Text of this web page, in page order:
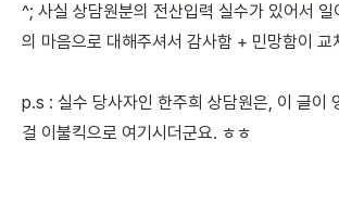
^; 사실 상담원분의 전산입력 실수가 있어서 일
의 마음으로 대해주셔서 감사함 + 민망함이 교
p.s : 실수 당사자인 한주희 상담원은, 이 글이
걸 이불킥으로 여기시더군요. ㅎㅎ